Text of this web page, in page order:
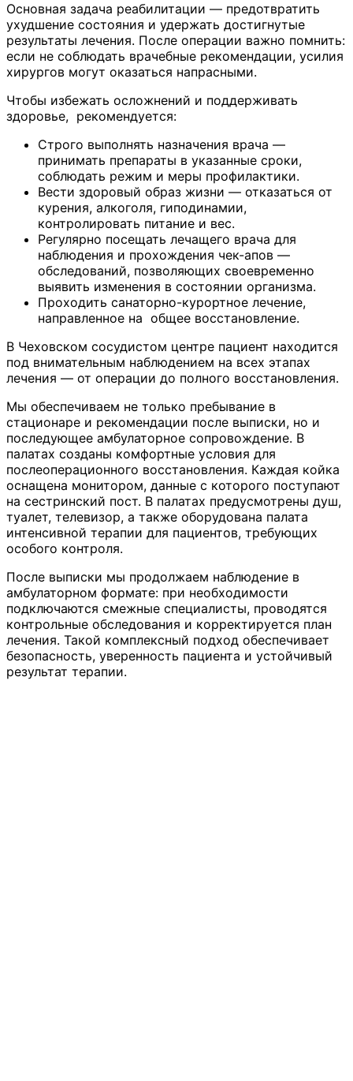
Основная задача реабилитации — предотвратить
ухудшение состояния и удержать достигнутые
результаты лечения. После операции важно помнить:
если не соблюдать врачебные рекомендации, усилия
хирургов могут оказаться напрасными.
Чтобы избежать осложнений и поддерживать
здоровье, рекомендуется:
Строго выполнять назначения врача —
принимать препараты в указанные сроки,
соблюдать режим и меры профилактики.
Вести здоровый образ жизни — отказаться от
курения, алкоголя, гиподинамии,
контролировать питание и вес.
Регулярно посещать лечащего врача для
наблюдения и прохождения чек-апов —
обследований, позволяющих своевременно
выявить изменения в состоянии организма.
Проходить санаторно-курортное лечение,
направленное на общее восстановление.
В Чеховском сосудистом центре пациент находится
под внимательным наблюдением на всех этапах
лечения — от операции до полного восстановления.
Мы обеспечиваем не только пребывание в
стационаре и рекомендации после выписки, но и
последующее амбулаторное сопровождение. В
палатах созданы комфортные условия для
послеоперационного восстановления. Каждая койка
оснащена монитором, данные с которого поступают
на сестринский пост. В палатах предусмотрены душ,
туалет, телевизор, а также оборудована палата
интенсивной терапии для пациентов, требующих
особого контроля.
После выписки мы продолжаем наблюдение в
амбулаторном формате: при необходимости
подключаются смежные специалисты, проводятся
контрольные обследования и корректируется план
лечения. Такой комплексный подход обеспечивает
безопасность, уверенность пациента и устойчивый
результат терапии.